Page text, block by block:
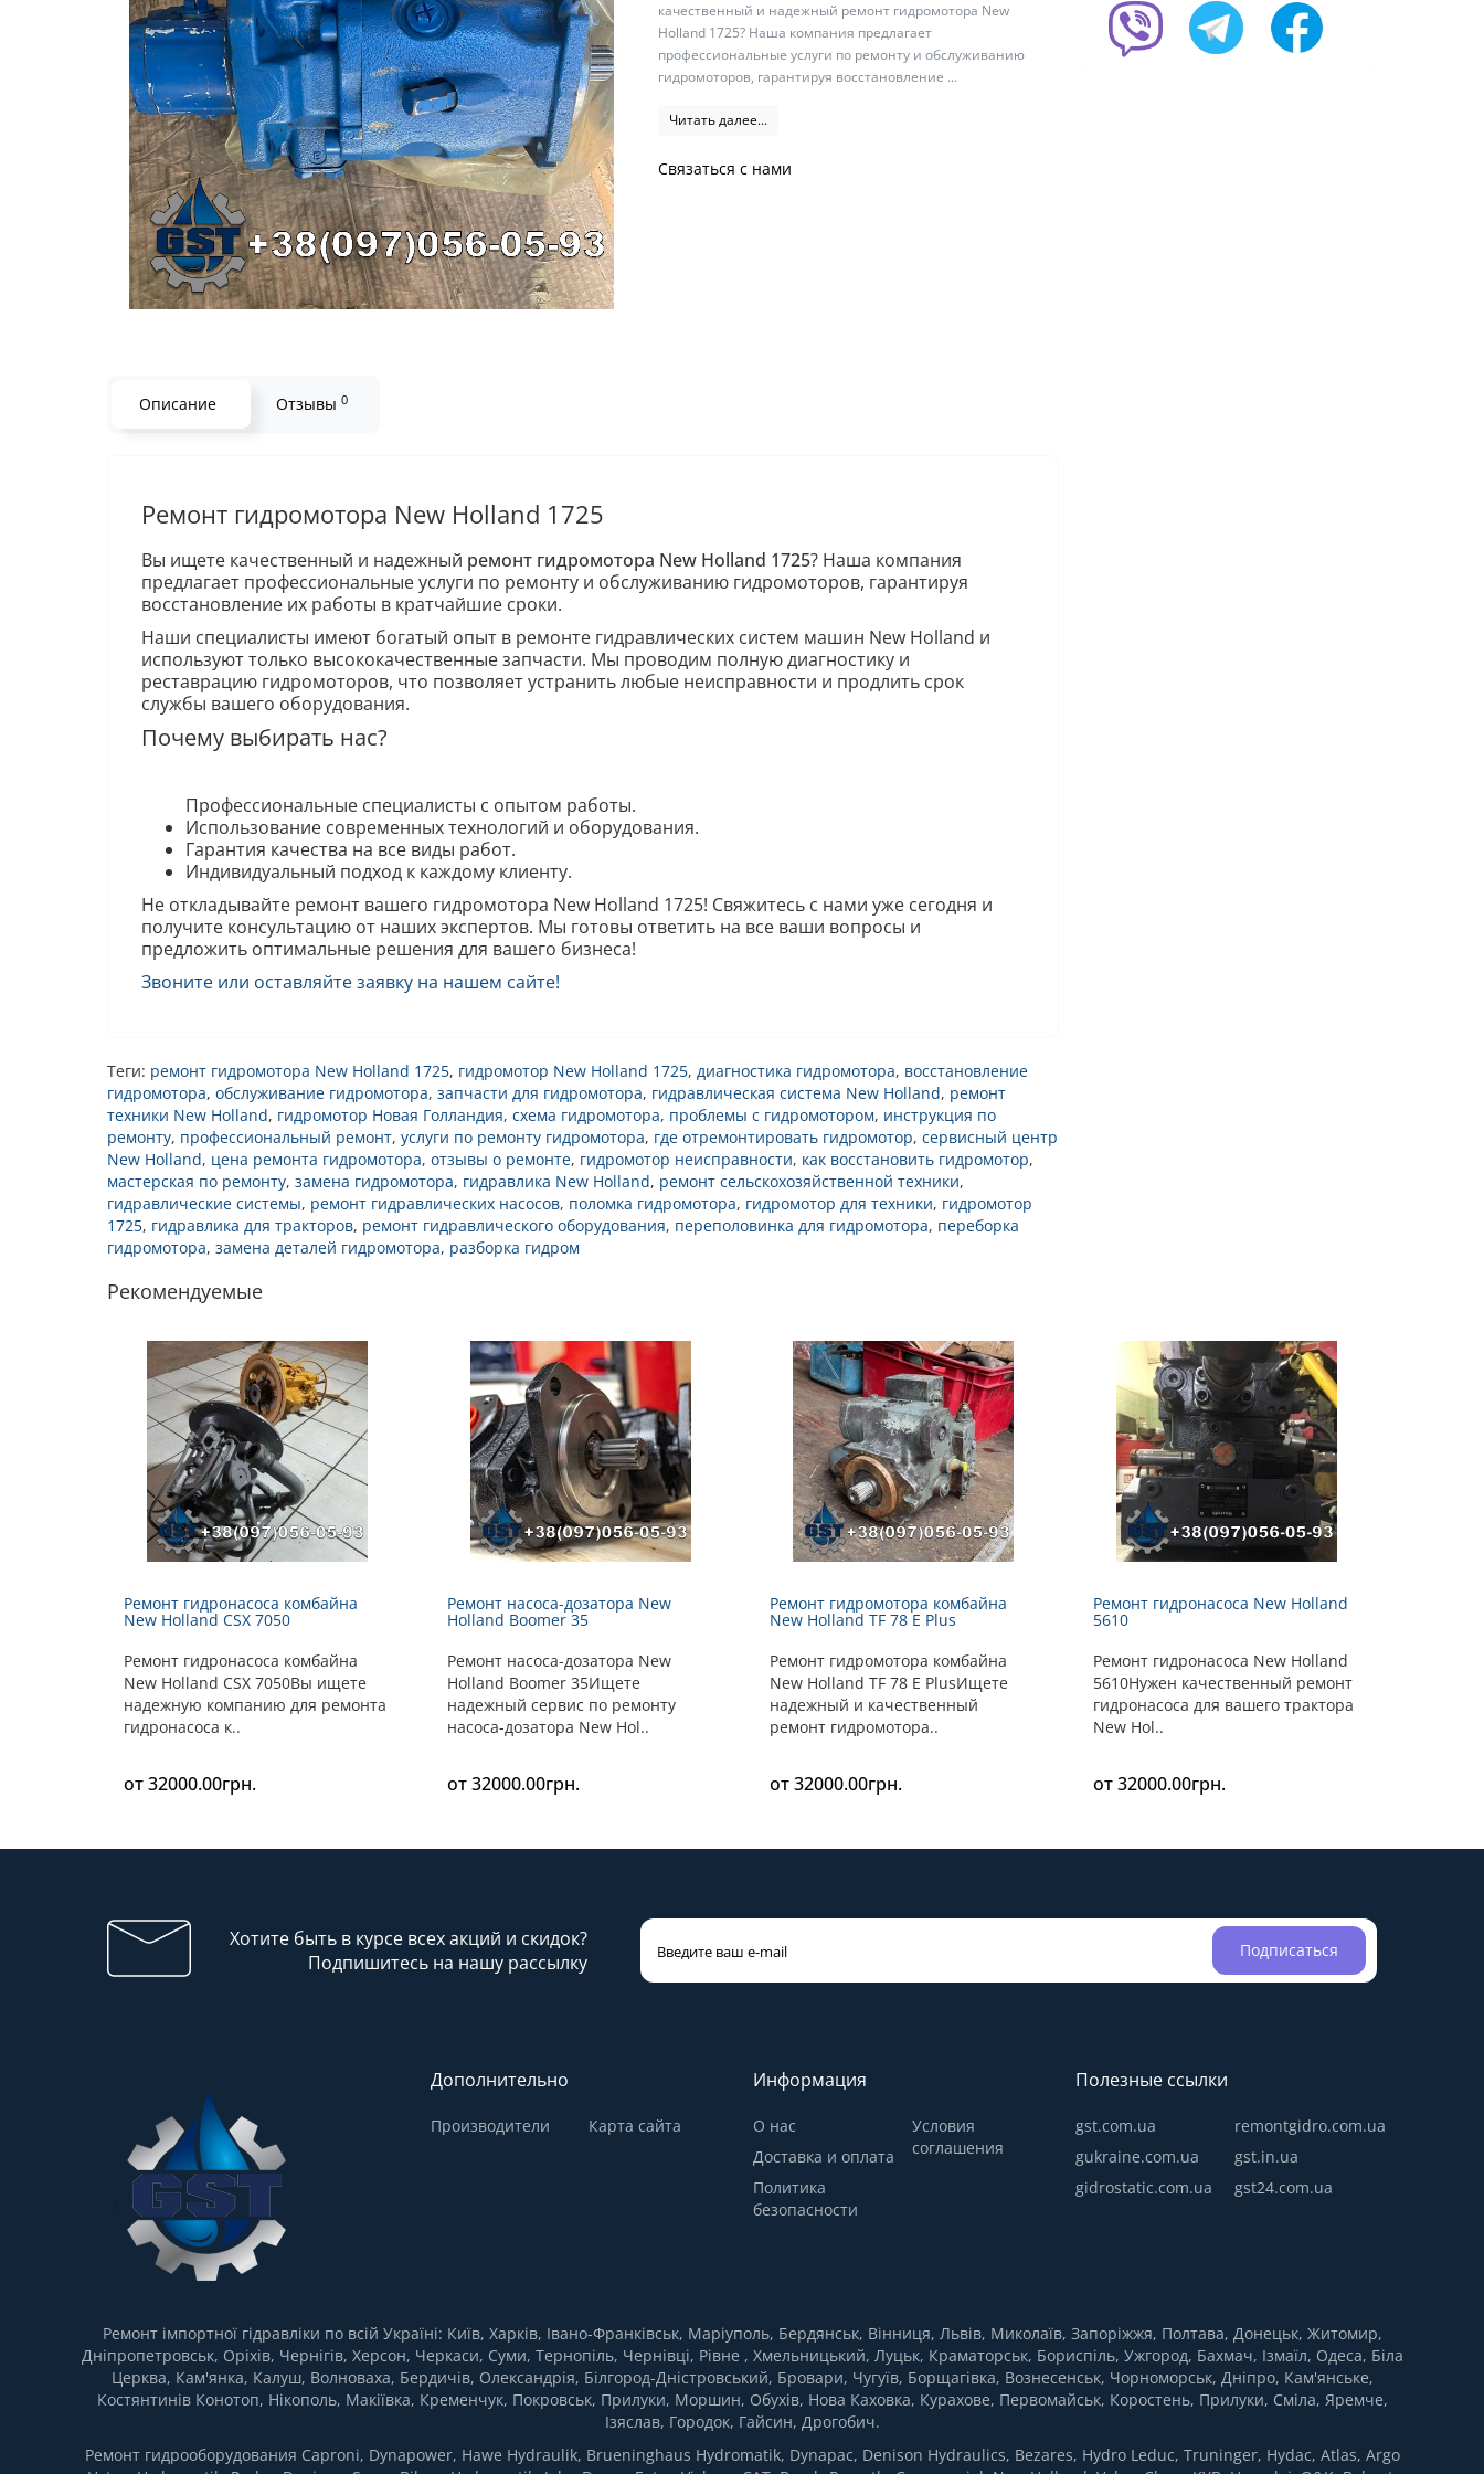
качественный и надежный ремонт гидромотора New
Holland 1725? Наша компания предлагает
профессиональные услуги по ремонту и обслуживанию
гидромоторов, гарантируя восстановление ...
Читать далее...
Связаться с нами
Описание Отзывы 0
Ремонт гидромотора New Holland 1725
Вы ищете качественный и надежный ремонт гидромотора New Holland 1725? Наша компания
предлагает профессиональные услуги по ремонту и обслуживанию гидромоторов, гарантируя
восстановление их работы в кратчайшие сроки.
Наши специалисты имеют богатый опыт в ремонте гидравлических систем машин New Holland и
используют только высококачественные запчасти. Мы проводим полную диагностику и
реставрацию гидромоторов, что позволяет устранить любые неисправности и продлить срок
службы вашего оборудования.
Почему выбирать нас?
Профессиональные специалисты с опытом работы.
Использование современных технологий и оборудования.
Гарантия качества на все виды работ.
Индивидуальный подход к каждому клиенту.
Не откладывайте ремонт вашего гидромотора New Holland 1725! Свяжитесь с нами уже сегодня и
получите консультацию от наших экспертов. Мы готовы ответить на все ваши вопросы и
предложить оптимальные решения для вашего бизнеса!
Звоните или оставляйте заявку на нашем сайте!
Теги: ремонт гидромотора New Holland 1725, гидромотор New Holland 1725, диагностика гидромотора, восстановление
гидромотора, обслуживание гидромотора, запчасти для гидромотора, гидравлическая система New Holland, ремонт
техники New Holland, гидромотор Новая Голландия, схема гидромотора, проблемы с гидромотором, инструкция по
ремонту, профессиональный ремонт, услуги по ремонту гидромотора, где отремонтировать гидромотор, сервисный центр
New Holland, цена ремонта гидромотора, отзывы о ремонте, гидромотор неисправности, как восстановить гидромотор,
мастерская по ремонту, замена гидромотора, гидравлика New Holland, ремонт сельскохозяйственной техники,
гидравлические системы, ремонт гидравлических насосов, поломка гидромотора, гидромотор для техники, гидромотор
1725, гидравлика для тракторов, ремонт гидравлического оборудования, переполовинка для гидромотора, переборка
гидромотора, замена деталей гидромотора, разборка гидром
Рекомендуемые
Ремонт гидронасоса комбайна
New Holland CSX 7050
Ремонт гидронасоса комбайна
New Holland CSX 7050Вы ищете
надежную компанию для ремонта
гидронасоса к..
от 32000.00грн.
Ремонт насоса-дозатора New
Holland Boomer 35
Ремонт насоса-дозатора New
Holland Boomer 35Ищете
надежный сервис по ремонту
насоса-дозатора New Hol..
от 32000.00грн.
Ремонт гидромотора комбайна
New Holland TF 78 E Plus
Ремонт гидромотора комбайна
New Holland TF 78 E PlusИщете
надежный и качественный
ремонт гидромотора..
от 32000.00грн.
Ремонт гидронасоса New Holland
5610
Ремонт гидронасоса New Holland
5610Нужен качественный ремонт
гидронасоса для вашего трактора
New Hol..
от 32000.00грн.
Хотите быть в курсе всех акций и скидок?
Подпишитесь на нашу рассылку
Подписаться
Дополнительно
Производители Карта сайта
Информация
О нас
Доставка и оплата
Политика
безопасности
Условия
соглашения
Полезные ссылки
gst.com.ua
gukraine.com.ua
gidrostatic.com.ua
remontgidro.com.ua
gst.in.ua
gst24.com.ua
Ремонт імпортної гідравліки по всій Україні: Київ, Харків, Івано-Франківськ, Маріуполь, Бердянськ, Вінниця, Львів, Миколаїв, Запоріжжя, Полтава, Донецьк, Житомир,
Дніпропетровськ, Оріхів, Чернігів, Херсон, Черкаси, Суми, Тернопіль, Чернівці, Рівне , Хмельницький, Луцьк, Краматорськ, Бориспіль, Ужгород, Бахмач, Ізмаїл, Одеса, Біла
Церква, Кам'янка, Калуш, Волноваха, Бердичів, Олександрія, Білгород-Дністровський, Бровари, Чугуїв, Борщагівка, Вознесенськ, Чорноморськ, Дніпро, Кам'янське,
Костянтинів Конотоп, Нікополь, Макіївка, Кременчук, Покровськ, Прилуки, Моршин, Обухів, Нова Каховка, Курахове, Первомайськ, Коростень, Прилуки, Сміла, Яремче,
Ізяслав, Городок, Гайсин, Дрогобич.
Ремонт гидрооборудования Caproni, Dynapower, Hawe Hydraulik, Brueninghaus Hydromatik, Dynapac, Denison Hydraulics, Bezares, Hydro Leduc, Truninger, Hydac, Atlas, Argo